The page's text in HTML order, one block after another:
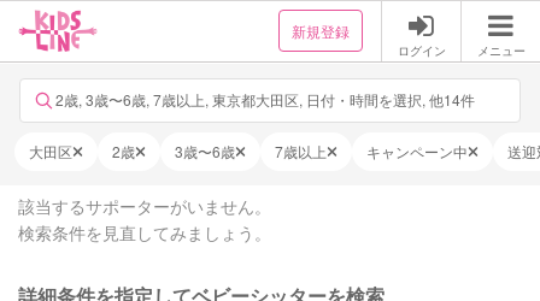
新規登録
ログイン メニュー
2歳, 3歳〜6歳, 7歳以上, 東京都大田区, 日付・時間を選択, 他14件
大田区 2歳 3歳〜6歳 7歳以上 キャンペーン中 送迎
該当するサポーターがいません。
検索条件を見直してみましょう。
詳細条件を指定してベビーシッターを検索